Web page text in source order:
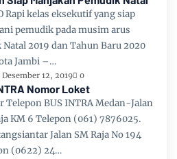
Rapi kelas eksekutif yang siap
pemudik pada musim arus
2019 dan Tahun Baru 2020
Jambi –…
12, 2019 0
Nomor Loket
Telepon BUS INTRA Medan-Jalan
KM 6 Telepon (061) 7876025.
Jalan SM Raja No 194
(0622) 24…